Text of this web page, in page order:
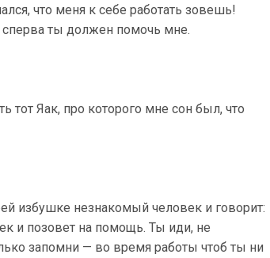
что меня к себе работать зовешь!
сперва ты должен помочь мне.
тот Яак, про которого мне сон был, что
избушке незнакомый человек и говорит:
и позовет на помощь. Ты иди, не
запомни — во время работы чтоб ты ни